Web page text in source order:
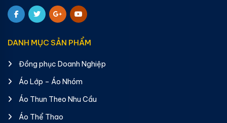
DANH MỤC SẢN PHẨM
Đồng phục Doanh Nghiệp
Áo Lớp – Áo Nhóm
Áo Thun Theo Nhu Cầu
Áo Thể Thao